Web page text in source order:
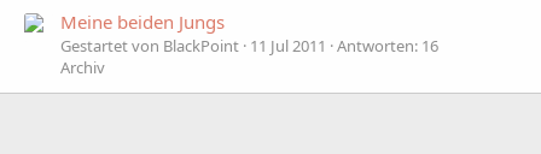
Meine beiden Jungs
Gestartet von BlackPoint 11 Jul 2011
Antworten: 16
Archiv